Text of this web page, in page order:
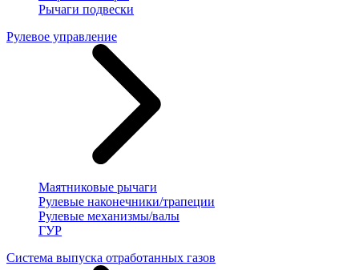
Рычаги подвески
Рулевое управление
Маятниковые рычаги
Рулевые наконечники/трапеции
Рулевые механизмы/валы
ГУР
Система выпуска отработанных газов